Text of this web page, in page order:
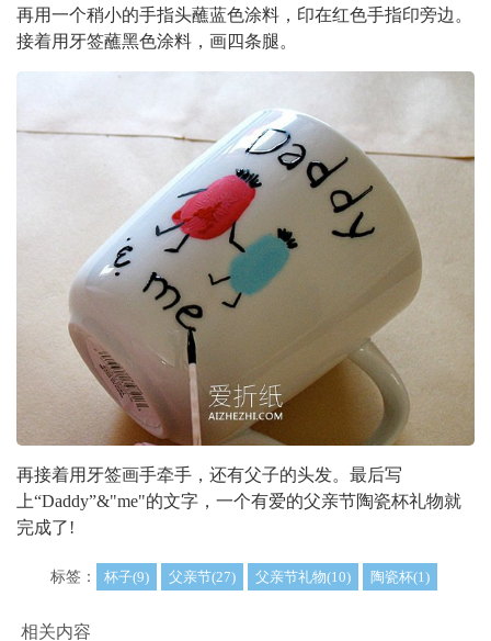
再用一个稍小的手指头蘸蓝色涂料，印在红色手指印旁边。
接着用牙签蘸黑色涂料，画四条腿。
再接着用牙签画手牵手，还有父子的头发。最后写
上“Daddy”&"me"的文字，一个有爱的父亲节陶瓷杯礼物就
完成了!
标签： 杯子(9) 父亲节(27) 父亲节礼物(10) 陶瓷杯(1)
相关内容